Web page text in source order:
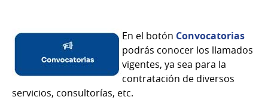
En el botón Convocatorias
podrás conocer los llamados
vigentes, ya sea para la
contratación de diversos
servicios, consultorías, etc.